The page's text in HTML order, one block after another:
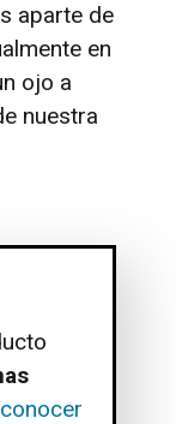
aparte de
en
ojo a
nuestra